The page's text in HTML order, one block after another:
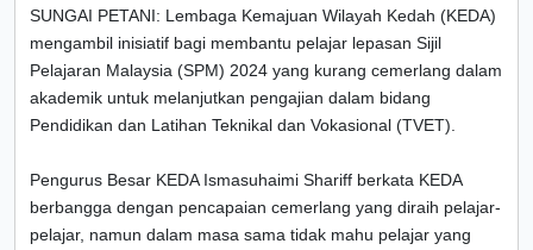
SUNGAI PETANI: Lembaga Kemajuan Wilayah Kedah (KEDA)
mengambil inisiatif bagi membantu pelajar lepasan Sijil
Pelajaran Malaysia (SPM) 2024 yang kurang cemerlang dalam
akademik untuk melanjutkan pengajian dalam bidang
Pendidikan dan Latihan Teknikal dan Vokasional (TVET).
Pengurus Besar KEDA Ismasuhaimi Shariff berkata KEDA
berbangga dengan pencapaian cemerlang yang diraih pelajar-
pelajar, namun dalam masa sama tidak mahu pelajar yang